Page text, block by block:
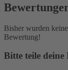
Bisher wurden
Bewertung!
Bitte teile